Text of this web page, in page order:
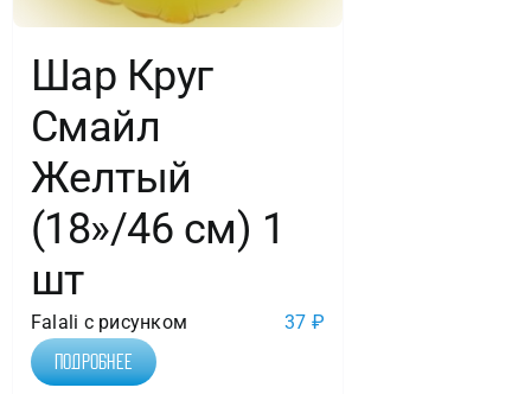
Шар Круг
Смайл
Желтый
(18»/46 см) 1
шт
Falali с рисунком 37 ₽
Подробнее